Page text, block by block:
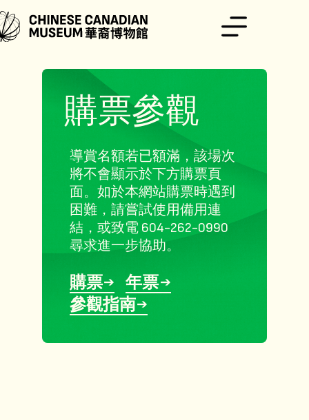
至
主
購票參觀
導賞名額若已額滿，該場次
將不會顯示於下方購票頁
面。如於本網站購票時遇到
困難，請嘗試使用備用連
結，或致電 604-262-0990
尋求進一步協助。
購票
年票
參觀指南